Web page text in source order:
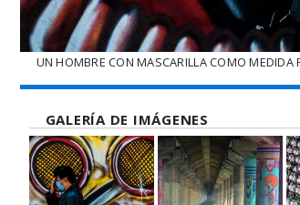
UN HOMBRE CON MASCARILLA COMO MEDIDA
GALERÍA DE IMÁGENES